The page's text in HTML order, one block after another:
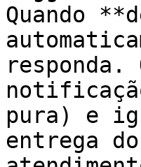
Quando
pura) e
entrega